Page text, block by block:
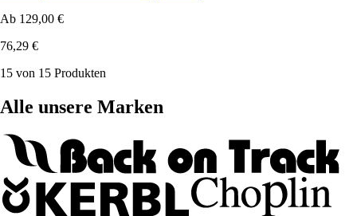
Ab 129,00 €
76,29 €
15 von 15 Produkten
Alle unsere Marken